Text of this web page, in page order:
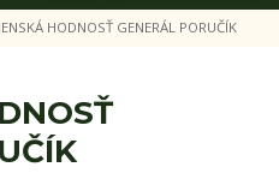
HODNOSŤ GENERÁL PORUČÍK